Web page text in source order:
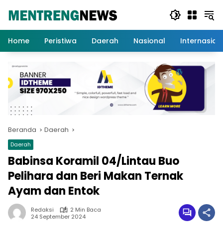
Home
Peristiwa Daerah Nasional
Beranda Daerah
Daerah
Babinsa Koramil 04/Lintau Buo
Pelihara dan Beri Makan Ternak
Ayam dan Entok
Redaksi
2 Min Baca
24 September 2024